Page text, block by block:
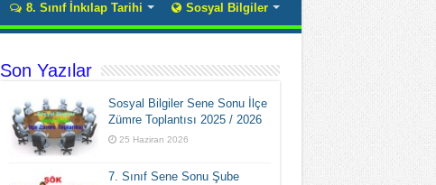
8. Sınıf İnkılap Tarihi Sosyal Bilgiler
Son Yazılar
Sosyal Bilgiler Sene Sonu İlçe
Zümre Toplantısı 2025 / 2026
25 Haziran 2026
7. Sınıf Sene Sonu Şube